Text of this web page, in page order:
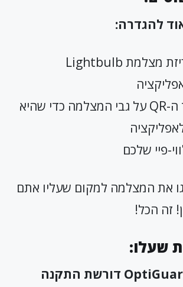
להגדרה:
3) סרקו את קוד ה-QR על גבי המצלמה כדי שהיא
את המצלמה למקום שעליו אתם
זה הכל!
שעלו:
דורשת התקנה